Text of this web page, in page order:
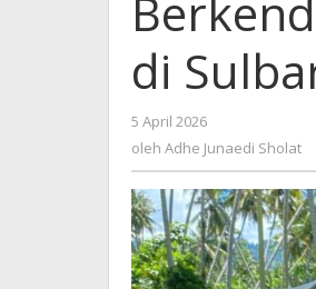
di
5 April 2026
Adhe
oleh Adhe Junaedi Sholat